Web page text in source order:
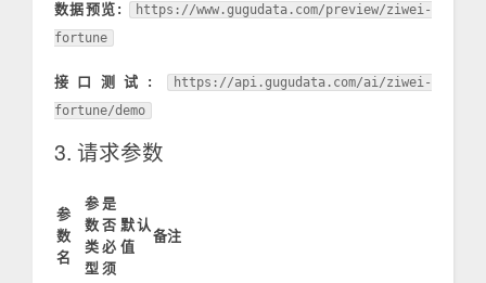
数据预览:
https://www.gugudata.com/preview/ziwei-
fortune
接口测试:
https://api.gugudata.com/ai/ziwei-
fortune/demo
3. 请求参数
参
数
名
参
数
类
型
是
否
必
须
默认
值
备注